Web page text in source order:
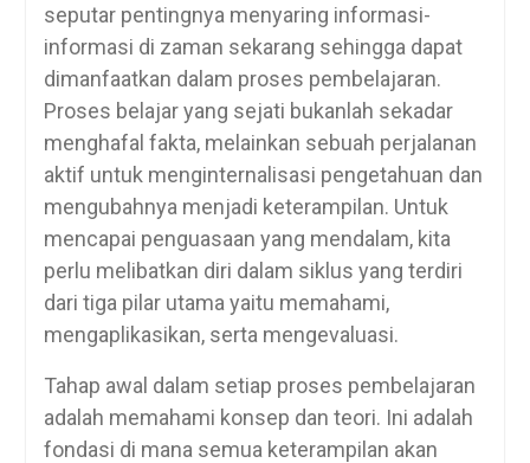
seputar pentingnya menyaring informasi-
informasi di zaman sekarang sehingga dapat
dimanfaatkan dalam proses pembelajaran.
Proses belajar yang sejati bukanlah sekadar
menghafal fakta, melainkan sebuah perjalanan
aktif untuk menginternalisasi pengetahuan dan
mengubahnya menjadi keterampilan. Untuk
mencapai penguasaan yang mendalam, kita
perlu melibatkan diri dalam siklus yang terdiri
dari tiga pilar utama yaitu memahami,
mengaplikasikan, serta mengevaluasi.
Tahap awal dalam setiap proses pembelajaran
adalah memahami konsep dan teori. Ini adalah
fondasi di mana semua keterampilan akan